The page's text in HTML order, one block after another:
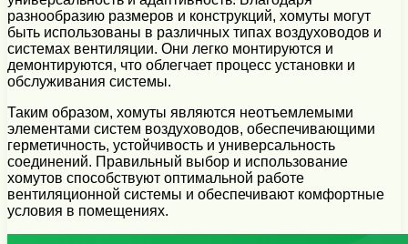
разнообразию размеров и конструкций, хомуты могут
быть использованы в различных типах воздуховодов и
системах вентиляции. Они легко монтируются и
демонтируются, что облегчает процесс установки и
обслуживания системы.
Таким образом, хомуты являются неотъемлемыми
элементами систем воздуховодов, обеспечивающими
герметичность, устойчивость и универсальность
соединений. Правильный выбор и использование
хомутов способствуют оптимальной работе
вентиляционной системы и обеспечивают комфортные
условия в помещениях.